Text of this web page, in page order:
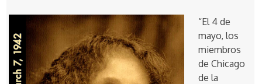
“El 4 de
mayo, los
miembros
de Chicago
de la